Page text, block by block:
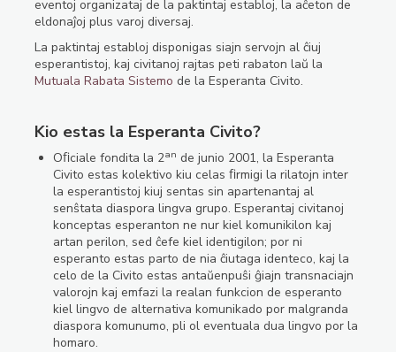
eventoj organizataj de la paktintaj establoj, la aĉeton de
eldonaĵoj plus varoj diversaj.
La paktintaj establoj disponigas siajn servojn al ĉiuj
esperantistoj, kaj civitanoj rajtas peti rabaton laŭ la
Mutuala Rabata Sistemo de la Esperanta Civito.
Kio estas la Esperanta Civito?
Oﬁciale fondita la 2an de junio 2001, la Esperanta
Civito estas kolektivo kiu celas ﬁrmigi la rilatojn inter
la esperantistoj kiuj sentas sin apartenantaj al
senŝtata diaspora lingva grupo. Esperantaj civitanoj
konceptas esperanton ne nur kiel komunikilon kaj
artan perilon, sed ĉefe kiel identigilon; por ni
esperanto estas parto de nia ĉiutaga identeco, kaj la
celo de la Civito estas antaŭenpuŝi ĝiajn transnaciajn
valorojn kaj emfazi la realan funkcion de esperanto
kiel lingvo de alternativa komunikado por malgranda
diaspora komunumo, pli ol eventuala dua lingvo por la
homaro.